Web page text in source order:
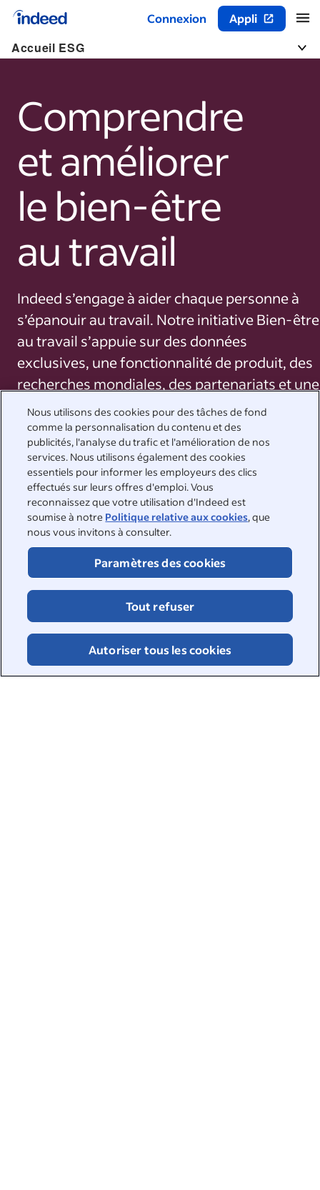
Nous utilisons des cookies pour des tâches de fond
comme la personnalisation du contenu et des
publicités, l'analyse du trafic et l'amélioration de nos
services. Nous utilisons également des cookies
essentiels pour informer les employeurs des clics
effectués sur leurs offres d'emploi. Vous
reconnaissez que votre utilisation d'Indeed est
soumise à notre Politique relative aux cookies, que
nous vous invitons à consulter.
Paramètres des cookies
Tout refuser
Autoriser tous les cookies
Connexion Appli
Début du contenu principal
Accueil ESG
Comprendre
et améliorer
le bien-être
au travail
Indeed s’engage à aider chaque personne à
s’épanouir au travail. Notre initiative Bien-être
au travail s’appuie sur des données
exclusives, une fonctionnalité de produit, des
recherches mondiales, des partenariats et une
rigueur académique. Indeed recueille et
affiche des données sur le bien-être afin
d’aider les personnes à trouver un meilleur
emploi et d’inciter les entreprises à créer des
environnements propices à l’épanouissement
professionnel. Ces données sont utiles pour
les chercheurs d’emploi au moment de
sélectionner les entreprises pour lesquelles
travailler.
Elles sont également utiles pour les
entreprises, car elles leur permettent de
comparer leur positionnement par rapport
aux autres entreprises dans divers domaines